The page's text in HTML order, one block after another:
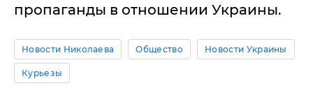
пропаганды в отношении Украины.
Новости Николаева Общество Новости Украины
Курьезы